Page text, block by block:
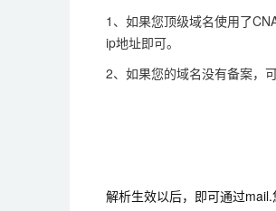
1、如果您顶级域名使用了
ip地址即可。
2、如果您的域名没有备案，
解析生效以后，即可通过